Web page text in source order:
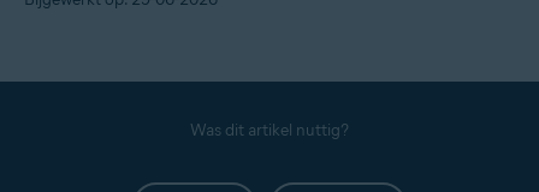
Was dit artikel nuttig?